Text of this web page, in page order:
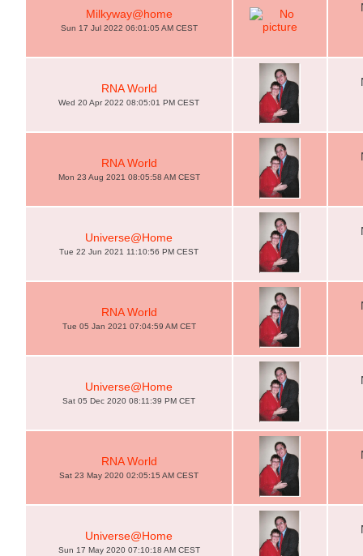
Milkyway@home
Sun 17 Jul 2022 06:01:05 AM CEST
RNA World
Wed 20 Apr 2022 08:05:01 PM CEST
RNA World
Mon 23 Aug 2021 08:05:58 AM CEST
Universe@Home
Tue 22 Jun 2021 11:10:56 PM CEST
RNA World
Tue 05 Jan 2021 07:04:59 AM CET
Universe@Home
Sat 05 Dec 2020 08:11:39 PM CET
RNA World
Sat 23 May 2020 02:05:15 AM CEST
Universe@Home
Sun 17 May 2020 07:10:18 AM CEST